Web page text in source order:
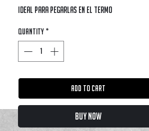
ideal para pegarlas en el termo
Quantity *
Add to Cart
Buy Now